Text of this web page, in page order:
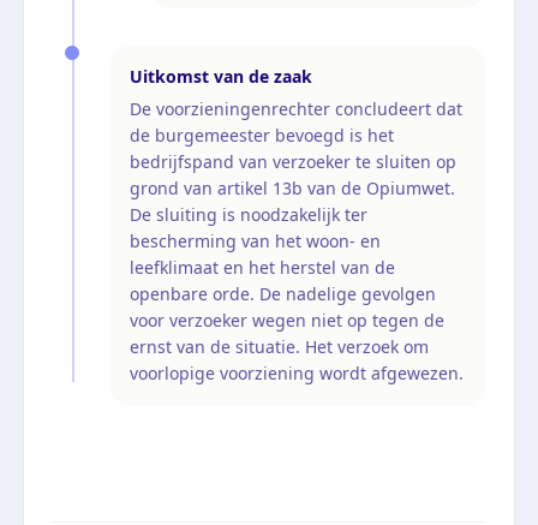
Uitkomst van de zaak
De voorzieningenrechter concludeert dat
de burgemeester bevoegd is het
bedrijfspand van verzoeker te sluiten op
grond van artikel 13b van de Opiumwet.
De sluiting is noodzakelijk ter
bescherming van het woon- en
leefklimaat en het herstel van de
openbare orde. De nadelige gevolgen
voor verzoeker wegen niet op tegen de
ernst van de situatie. Het verzoek om
voorlopige voorziening wordt afgewezen.